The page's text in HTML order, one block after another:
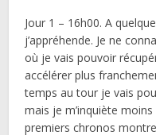
Jour 1 – 16h00. A
j’appréhende. Je ne
où je vais pouvoir
accélérer plus
temps au tour je vais
mais je m’inquiète
premiers chronos